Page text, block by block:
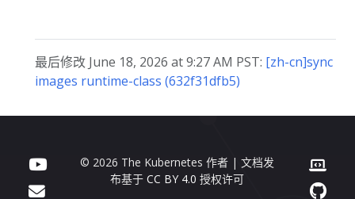
最后修改 June 18, 2026 at 9:27 AM PST: [zh-cn]sync
images runtime-class (632f31dfb5)
© 2026 The Kubernetes 作者 | 文档发
布基于CC BY 4.0 授权许可